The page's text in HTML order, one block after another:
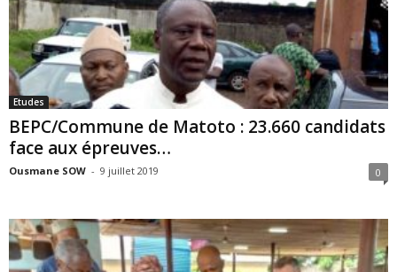
Etudes
BEPC/Commune de Matoto : 23.660 candidats
face aux épreuves…
Ousmane SOW - 9 juillet 2019 0